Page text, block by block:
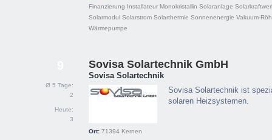
Finanzierung Installateur Monokristallin Solaranlage
Solarmodul Solarstrom Solarthermie Sonnenenergie Vakuum-
Wärmepumpe
Ø 5 Tage:
2
Heute:
3
Sovisa Solartechnik GmbH
Sovisa Solartechnik
Sovisa Solartechnik ist
solaren Heizsystemen.
Ort: 71394 Kernen